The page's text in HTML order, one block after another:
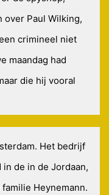
over Paul Wilking,
crimineel niet
maandag had
die hij vooral
Het bedrijf
de in de Jordaan,
Heynemann.